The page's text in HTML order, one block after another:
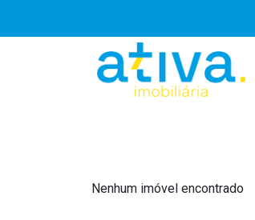
Nenhum imóvel encontrado